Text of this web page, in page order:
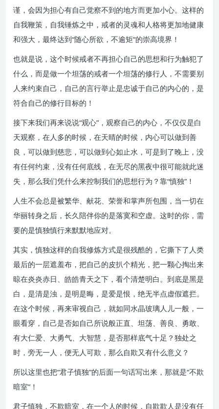
谨，会因为担心有自己觉察不到的地方而更加小心。这样的
自我鞭策，自我锤炼之中，戒者的灵魂和人格将更加地健康
和强大，最终达到“随心所欲，不逾矩”的崇高境界！
也就是说，这个时候戒者不再担心自己的思想和行为触犯了
什么，而是做一个坦荡的戒者一个坦荡的修行人，不需要别
人来约束自己，自己的言行举止是忠诚于自己的内心的，是
符合自己的修行目标的！
接下来我们再来说说“观心”，观察自己的内心，不仅仅是白
天观察，在人多的时候，在天晴的时候，内心可以做到善
良，可以做到慈悲，可以做到心如止水，可是到了晚上，没
有任何约束，没有任何底线，在无尽的黑夜中很可能就此迷
失，那么我们凭什么来控制我们的思想行为？靠“慎独”！
人生不会总是被繁华、献花、荣誉和掌声所包围，当一切在
华丽转身之后，长久陪伴你的是落寞和空虚。这时的你，需
要的是慎独慎行来默默地应对。
其实，慎独这样的自我修炼方式是很残酷的，它撕下了人类
最后的一层遮羞布，把自己的皮扒个精光，把一颗心掏出来
晾在炎炎赤日、皓皓青天之下，看个清楚明白。到底是黑是
白，是清是浊，是明是晦，是爱是恨，绝无半点虚假遮拦。
在这个时候，再来审视自己，就如同水晶玻璃人儿一般，一
眼看穿，自己是否如自己所说般正直、坦荡、善良、勇敢、
有大仁爱、大勇气、大智慧，是否那样底气十足？独处之
时，旁无一人，便无人可欺，那么自欺又有什么意义？
所以这里也把“君子慎独”的后面一句话写出来，那就是“不欺
暗室”！
君子慎独，不欺暗室，在一个人的时候，自欺欺人是没有任